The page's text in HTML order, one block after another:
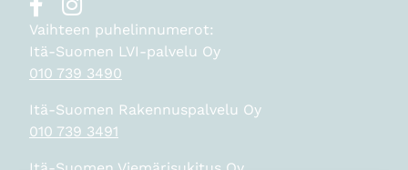
Vaihteen puhelinnumerot:
Itä-Suomen LVI-palvelu Oy
010 739 3490
Itä-Suomen Rakennuspalvelu Oy
010 739 3491